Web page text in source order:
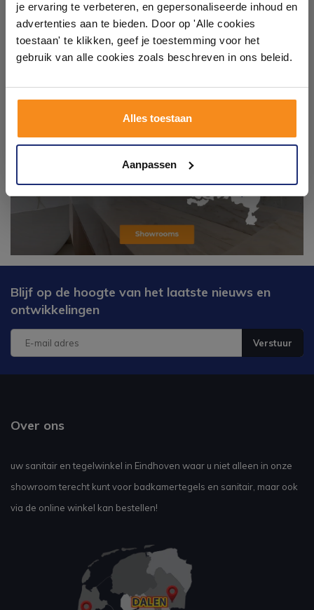
je ervaring te verbeteren, en gepersonaliseerde inhoud en
advertenties aan te bieden. Door op 'Alle cookies
toestaan' te klikken, geef je toestemming voor het
gebruik van alle cookies zoals beschreven in ons beleid.
Alles toestaan
Aanpassen
Blijf op de hoogte van het laatste nieuws en
ontwikkelingen
Verstuur
Over ons
uw sanitair en tegelwinkel in Eindhoven waar u niet alleen in onze
showroom terecht kunt voor badkamertegels en sanitair, maar ook
via de online winkel kan bestellen!
Laat je inspireren door 21 volledig ingerichte
badkameropstellingen – van compact tot luxe. Onze
ervaren adviseurs helpen je persoonlijk, en je vindt
tegels & sanitair direct uit voorraad. Gratis parkeren
op eigen terrein.
Kom langs en ervaar zelf het verschil!